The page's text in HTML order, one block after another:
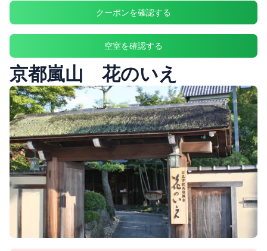
クーポンを確認する
空室を確認する
京都嵐山 花のいえ